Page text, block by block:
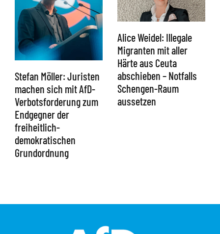
Stefan Möller: Juristen
machen sich mit AfD-
Verbotsforderung zum
Endgegner der
freiheitlich-
demokratischen
Grundordnung
Alice Weidel: Illegale
Migranten mit aller
Härte aus Ceuta
abschieben – Notfalls
Schengen-Raum
aussetzen